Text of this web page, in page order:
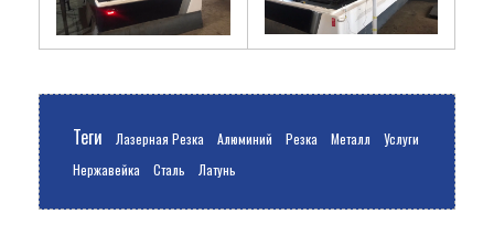
Теги Лазерная Резка Алюминий Резка Металл
Услуги
Нержавейка
Сталь Латунь